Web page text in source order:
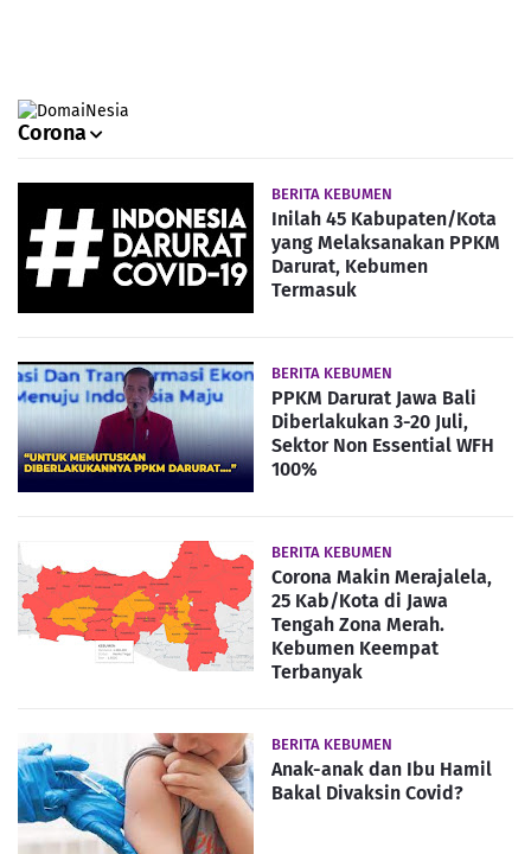
Corona
BERITA KEBUMEN
Inilah 45 Kabupaten/Kota
yang Melaksanakan PPKM
Darurat, Kebumen
Termasuk
BERITA KEBUMEN
PPKM Darurat Jawa Bali
Diberlakukan 3-20 Juli,
Sektor Non Essential WFH
100%
BERITA KEBUMEN
Corona Makin Merajalela,
25 Kab/Kota di Jawa
Tengah Zona Merah.
Kebumen Keempat
Terbanyak
BERITA KEBUMEN
Anak-anak dan Ibu Hamil
Bakal Divaksin Covid?